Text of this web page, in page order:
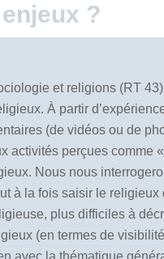
?
et religions (RT 43)
À partir
(de vidéos ou de
activités perçues comme
Nous nous
à la fois saisir le religieux
plus difficiles à
(en termes de
avec la thématique